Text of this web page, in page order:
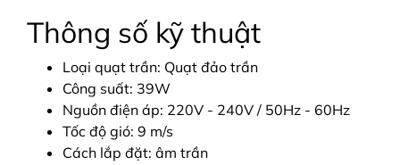
Thông số kỹ thuật
Loại quạt trần: Quạt đảo trần
Công suất: 39W
Nguồn điện áp: 220V - 240V / 50Hz - 60Hz
Tốc độ gió: 9 m/s
Cách lắp đặt: âm trần